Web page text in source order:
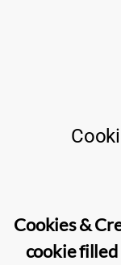
Cookies &
cookie